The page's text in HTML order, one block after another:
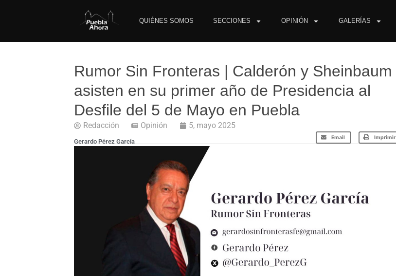
QUIÉNES SOMOS SECCIONES OPINIÓN GALERÍAS
Rumor Sin Fronteras | Calderón y Sheinbaum
asisten en su primer año de Presidencia al
Desfile del 5 de Mayo en Puebla
Redacción Opinión 5, mayo 2025
Email Imprimir
Gerardo Pérez García